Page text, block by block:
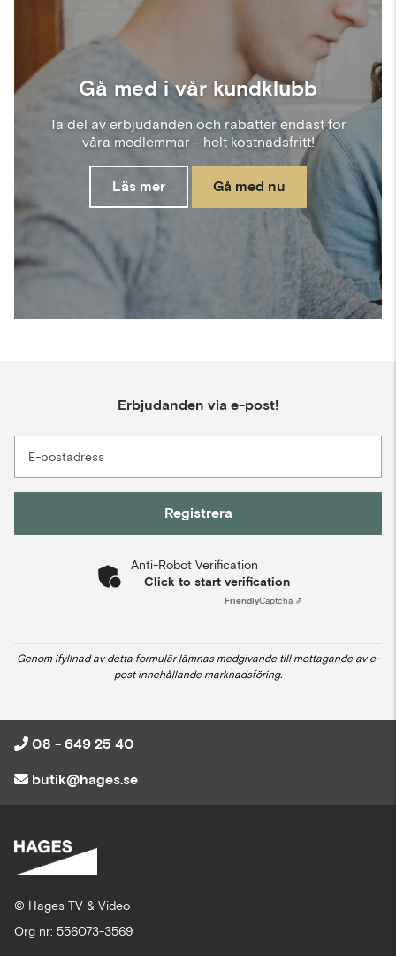
Gå med i vår kundklubb
Ta del av erbjudanden och rabatter endast för
våra medlemmar - helt kostnadsfritt!
Läs mer Gå med nu
Erbjudanden via e-post!
E-postadress
Registrera
Anti-Robot Verification
Click to start verification
FriendlyCaptcha ⇗
Genom ifyllnad av detta formulär lämnas medgivande till mottagande av e-
post innehållande marknadsföring.
08 - 649 25 40
butik@hages.se
© Hages TV & Video
Org nr: 556073-3569